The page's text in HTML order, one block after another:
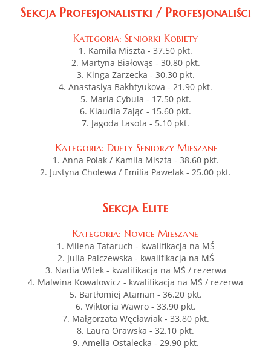
Sekcja Profesjonalistki / Profesjonaliści
Kategoria: Seniorki Kobiety
1. Kamila Miszta - 37.50 pkt.
2. Martyna Białowąs - 30.80 pkt.
3. Kinga Zarzecka - 30.30 pkt.
4. Anastasiya Bakhtyukova - 21.90 pkt.
5. Maria Cybula - 17.50 pkt.
6. Klaudia Zając - 15.60 pkt.
7. Jagoda Lasota - 5.10 pkt.
Kategoria: Duety Seniorzy Mieszane
1. Anna Polak / Kamila Miszta - 38.60 pkt.
2. Justyna Cholewa / Emilia Pawelak - 25.00 pkt.
Sekcja Elite
Kategoria: Novice Mieszane
1. Milena Tataruch - kwalifikacja na MŚ
2. Julia Palczewska - kwalifikacja na MŚ
3. Nadia Witek - kwalifikacja na MŚ / rezerwa
4. Malwina Kowalowicz - kwalifikacja na MŚ / rezerwa
5. Bartłomiej Ataman - 36.20 pkt.
6. Wiktoria Wawro - 33.90 pkt.
7. Małgorzata Węcławiak - 33.80 pkt.
8. Laura Orawska - 32.10 pkt.
9. Amelia Ostalecka - 29.90 pkt.